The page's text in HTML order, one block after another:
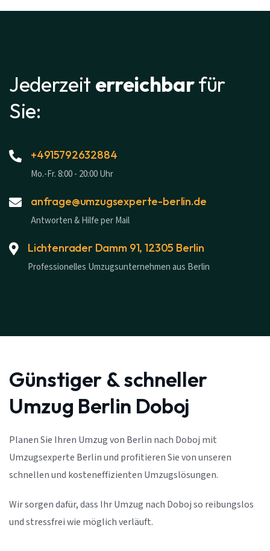
Jederzeit erreichbarfür
Sie:
+4915792632884
Mo.-Fr. 8:00 - 20:00 Uhr
anfrage@umzugsexperte-berlin.de
Antworten & Hilfe per Mail
Lichtenrader Damm 91, 12305 Berlin
Professionelles Umzugsunternehmen aus Berlin
Günstiger & schneller
Umzug Berlin Doboj
Planen Sie Ihren Umzug von Berlin nach Doboj mit
Umzugsexperte Berlin und profitieren Sie von unseren
schnellen und kosteneffizienten Umzugslösungen.
Wir sorgen dafür, dass Ihr Umzug nach Doboj so reibungslos
und stressfrei wie möglich verläuft.